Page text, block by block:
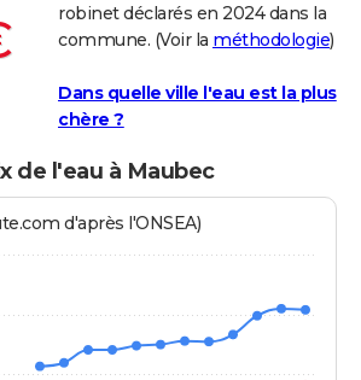
robinet déclarés en 2024 dans la
commune. (Voir la méthodologie)
Dans quelle ville l'eau est la plus
chère ?
de l'eau à Maubec
d'après l'ONSEA)